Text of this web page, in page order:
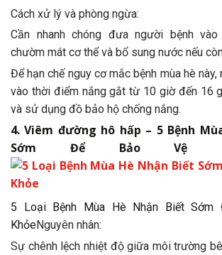
Cách xử lý và phòng ngừa:
Cần nhanh chóng đưa người bệnh
chườm mát cơ thể và bổ sung nước nếu
Để hạn chế nguy cơ mắc bệnh mùa hè này,
vào thời điểm nắng gắt từ 10 giờ đến 16
và sử dụng đồ bảo hộ chống nắng.
4. Viêm đường hô hấp – 5 Bệnh
Sớm Để Bảo Vệ
5 Loại Bệnh Mùa Hè Nhận Biết
KhỏeNguyên nhân:
Sự chênh lệch nhiệt độ giữa môi trường